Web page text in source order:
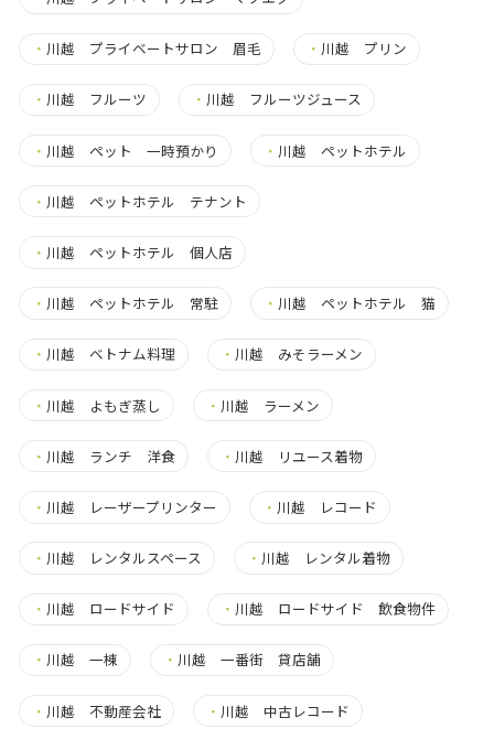
・ 川越 プライベートサロン 眉毛 ・ 川越 プリン
・ 川越 フルーツ ・ 川越 フルーツジュース
・ 川越 ペット 一時預かり ・ 川越 ペットホテル
・ 川越 ペットホテル テナント
・ 川越 ペットホテル 個人店
・ 川越 ペットホテル 常駐 ・ 川越 ペットホテル 猫
・ 川越 ベトナム料理 ・ 川越 みそラーメン
・ 川越 よもぎ蒸し ・ 川越 ラーメン
・ 川越 ランチ 洋食 ・ 川越 リユース着物
・ 川越 レーザープリンター ・ 川越 レコード
・ 川越 レンタルスペース ・ 川越 レンタル着物
・ 川越 ロードサイド ・ 川越 ロードサイド 飲食物件
・ 川越 一棟 ・ 川越 一番街 貸店舗
・ 川越 不動産会社 ・ 川越 中古レコード